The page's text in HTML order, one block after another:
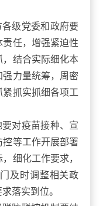
各级党委和政府要
任，增强紧迫性
结合实际细化本
力量统筹，周密
抓实抓细各项工
要对疫苗接种、宣
等工作开展部署
细化工作要求，
及时调整相关政
落实到位。